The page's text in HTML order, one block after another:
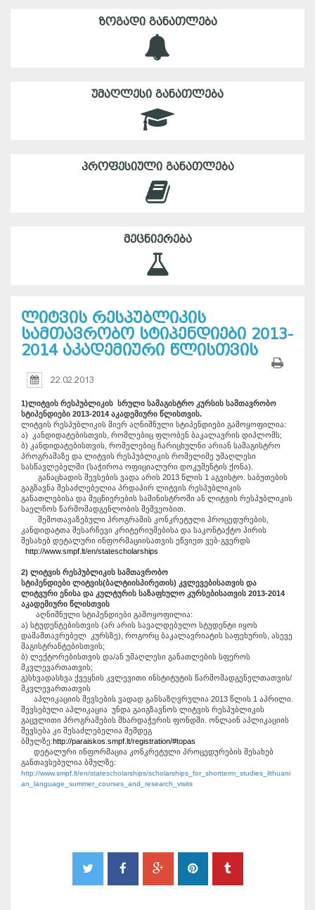
ᲖᲝᲒᲐᲓᲘ ᲒᲐᲜᲐᲗᲚᲔᲑᲐ
ᲣᲛᲐᲦᲚᲔᲡᲘ ᲒᲐᲜᲐᲗᲚᲔᲑᲐ
ᲞᲠᲝᲤᲔᲡᲘᲣᲚᲘ ᲒᲐᲜᲐᲗᲚᲔᲑᲐ
ᲛᲔᲪᲜᲘᲔᲠᲔᲑᲐ
ლიტვის რესპუბლიკის
სამთავრობო სტიპენდიები 2013-
2014 აკადემიური წლისთვის
22.02.2013
1)ლიტვის რესპუბლიკის სრული სამაგისტრო კურსის სამთავრობო
სტიპენდიები 2013-2014 აკადემიური წლისთვის.
ლიტვის რესპუბლიკის მიერ აღნიშნული სტიპენდიები გამოყოფილია:
ა) კანდიდატებისთვის, რომლებიც ფლობენ ბაკალავრის დიპლომს;
ბ) კანდიდატებისთვის, რომელებიც ჩარიცხულნი არიან სამაგისტრო
პროგრამაზე და ლიტვის რესპუბლიკის რომელიმე უმაღლესი
სასწავლებელში (საჭიროა ოფიციალური დოკუმენტის ქონა).
განაცხადის შევსების ვადა არის 2013 წლის 1 აგვისტო. საბუთების
გაგზავნა შესაძლებელია პრდაპირ ლიტვის რესპუბლიკის
განათლებისა და მეცნიერების სამინისტროში ან ლიტვის რესპუბლიკის
საელჩოს წარმომადგენლობის მეშვეობით.
შემოთავაზებული პროგრამის კონკრეტული პროცედურების,
კანდიდატთა შესარჩევი კრიტერიუმებისა და საკონტაქტო პირის
შესახებ დეტალური ინფორმაციისათვის ეწვიეთ ვებ-გვერდს
http://www.smpf.lt/en/statescholarships
2) ლიტვის რესპუბლიკის სამთავრობო
სტიპენდიები ლიტვის(ბალტიისპირეთის) კვლევებისათვის და
ლიტვური ენისა და კულტურის საზაფხულო კურსებისათვის 2013-2014
აკადემიური წლისთვის
აღნიშნული სტიპენდიები გამოყოფილია:
ა) სტუდენტებისთვის (არ არის სავალდებულო სტუდენტი იყოს
დამამთავრებელ კურსზე), როგორც ბაკალავრიატის საფეხურის, ასევე
მაგისტრანტებისთვის;
ბ) ლექტორებისთვის და/ან უმაღლესი განათლების სფეროს
მკვლევართათვის;
გ)სხვადასხვა ქვეყნის კვლევითი ინსტიტუტის წარმომადგენელთათვის/
მკვლევართათვის
აპლიკაციის შევსების ვადად განსაზღვრულია 2013 წლის 1 აპრილი.
შევსებული აპლიკაცია უნდა გაიგზავნოს ლიტვის რესპუბლიკის
გაცვლითი პროგრამების მხარდაჭერის ფონდში. ონლაინ აპლიკაციის
შევსება კი შესაძლებელია შემდეგ
ბმულზე:http://paraiskos.smpf.lt/registration/#topas
დეტალური ინფორმაცია კონკრეტული პროცედურების შესახებ
განთავსებულია ბმულზე:
http://www.smpf.lt/en/statescholarships/scholarships_for_shortterm_studies_lithuani
an_language_summer_courses_and_research_visits